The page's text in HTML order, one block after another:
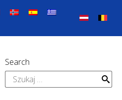
Search
Szukaj: